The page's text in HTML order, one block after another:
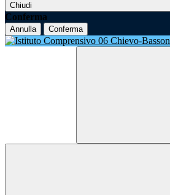
Chiudi
Conferma
Annulla Conferma